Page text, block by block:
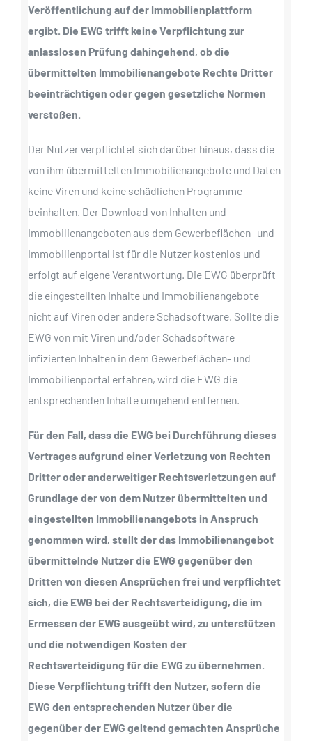
Veröffentlichung auf der Immobilienplattform
ergibt. Die EWG trifft keine Verpflichtung zur
anlasslosen Prüfung dahingehend, ob die
übermittelten Immobilienangebote Rechte Dritter
beeinträchtigen oder gegen gesetzliche Normen
verstoßen.
Der Nutzer verpflichtet sich darüber hinaus, dass die
von ihm übermittelten Immobilienangebote und Daten
keine Viren und keine schädlichen Programme
beinhalten. Der Download von Inhalten und
Immobilienangeboten aus dem Gewerbeflächen- und
Immobilienportal ist für die Nutzer kostenlos und
erfolgt auf eigene Verantwortung. Die EWG überprüft
die eingestellten Inhalte und Immobilienangebote
nicht auf Viren oder andere Schadsoftware. Sollte die
EWG von mit Viren und/oder Schadsoftware
infizierten Inhalten in dem Gewerbeflächen- und
Immobilienportal erfahren, wird die EWG die
entsprechenden Inhalte umgehend entfernen.
Für den Fall, dass die EWG bei Durchführung dieses
Vertrages aufgrund einer Verletzung von Rechten
Dritter oder anderweitiger Rechtsverletzungen auf
Grundlage der von dem Nutzer übermittelten und
eingestellten Immobilienangebots in Anspruch
genommen wird, stellt der das Immobilienangebot
übermittelnde Nutzer die EWG gegenüber den
Dritten von diesen Ansprüchen frei und verpflichtet
sich, die EWG bei der Rechtsverteidigung, die im
Ermessen der EWG ausgeübt wird, zu unterstützen
und die notwendigen Kosten der
Rechtsverteidigung für die EWG zu übernehmen.
Diese Verpflichtung trifft den Nutzer, sofern die
EWG den entsprechenden Nutzer über die
gegenüber der EWG geltend gemachten Ansprüche